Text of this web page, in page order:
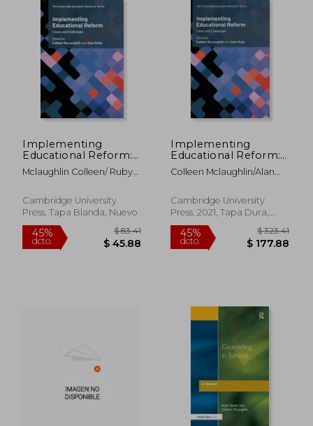
45%
dcto.
$ 148.39
$ 81.62
45%
dcto.
Implementing
Educational Reform:
Cases and Challenges
(en Inglés)
Mclaughlin Colleen/ Ruby
Cambridge University
Press, Tapa Blanda, Nuevo
Implementing
Educational Reform:
Cases and Challenges
(Cambridge
(en Inglés)
Colleen Mclaughlin/Alan
Cambridge University
Press, 2021, Tapa Dura,
Nuevo
45%